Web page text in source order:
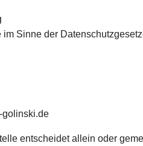
Sinne der
golinski.de
entscheidet allein oder